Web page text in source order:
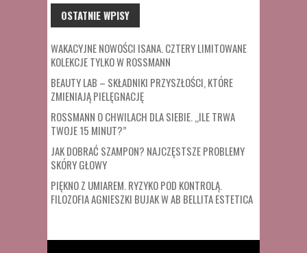
OSTATNIE WPISY
WAKACYJNE NOWOŚCI ISANA. CZTERY LIMITOWANE
KOLEKCJE TYLKO W ROSSMANN
BEAUTY LAB – SKŁADNIKI PRZYSZŁOŚCI, KTÓRE
ZMIENIAJĄ PIELĘGNACJĘ
ROSSMANN O CHWILACH DLA SIEBIE. „ILE TRWA
TWOJE 15 MINUT?”
JAK DOBRAĆ SZAMPON? NAJCZĘSTSZE PROBLEMY
SKÓRY GŁOWY
PIĘKNO Z UMIAREM. RYZYKO POD KONTROLĄ.
FILOZOFIA AGNIESZKI BUJAK W AB BELLITA ESTETICA